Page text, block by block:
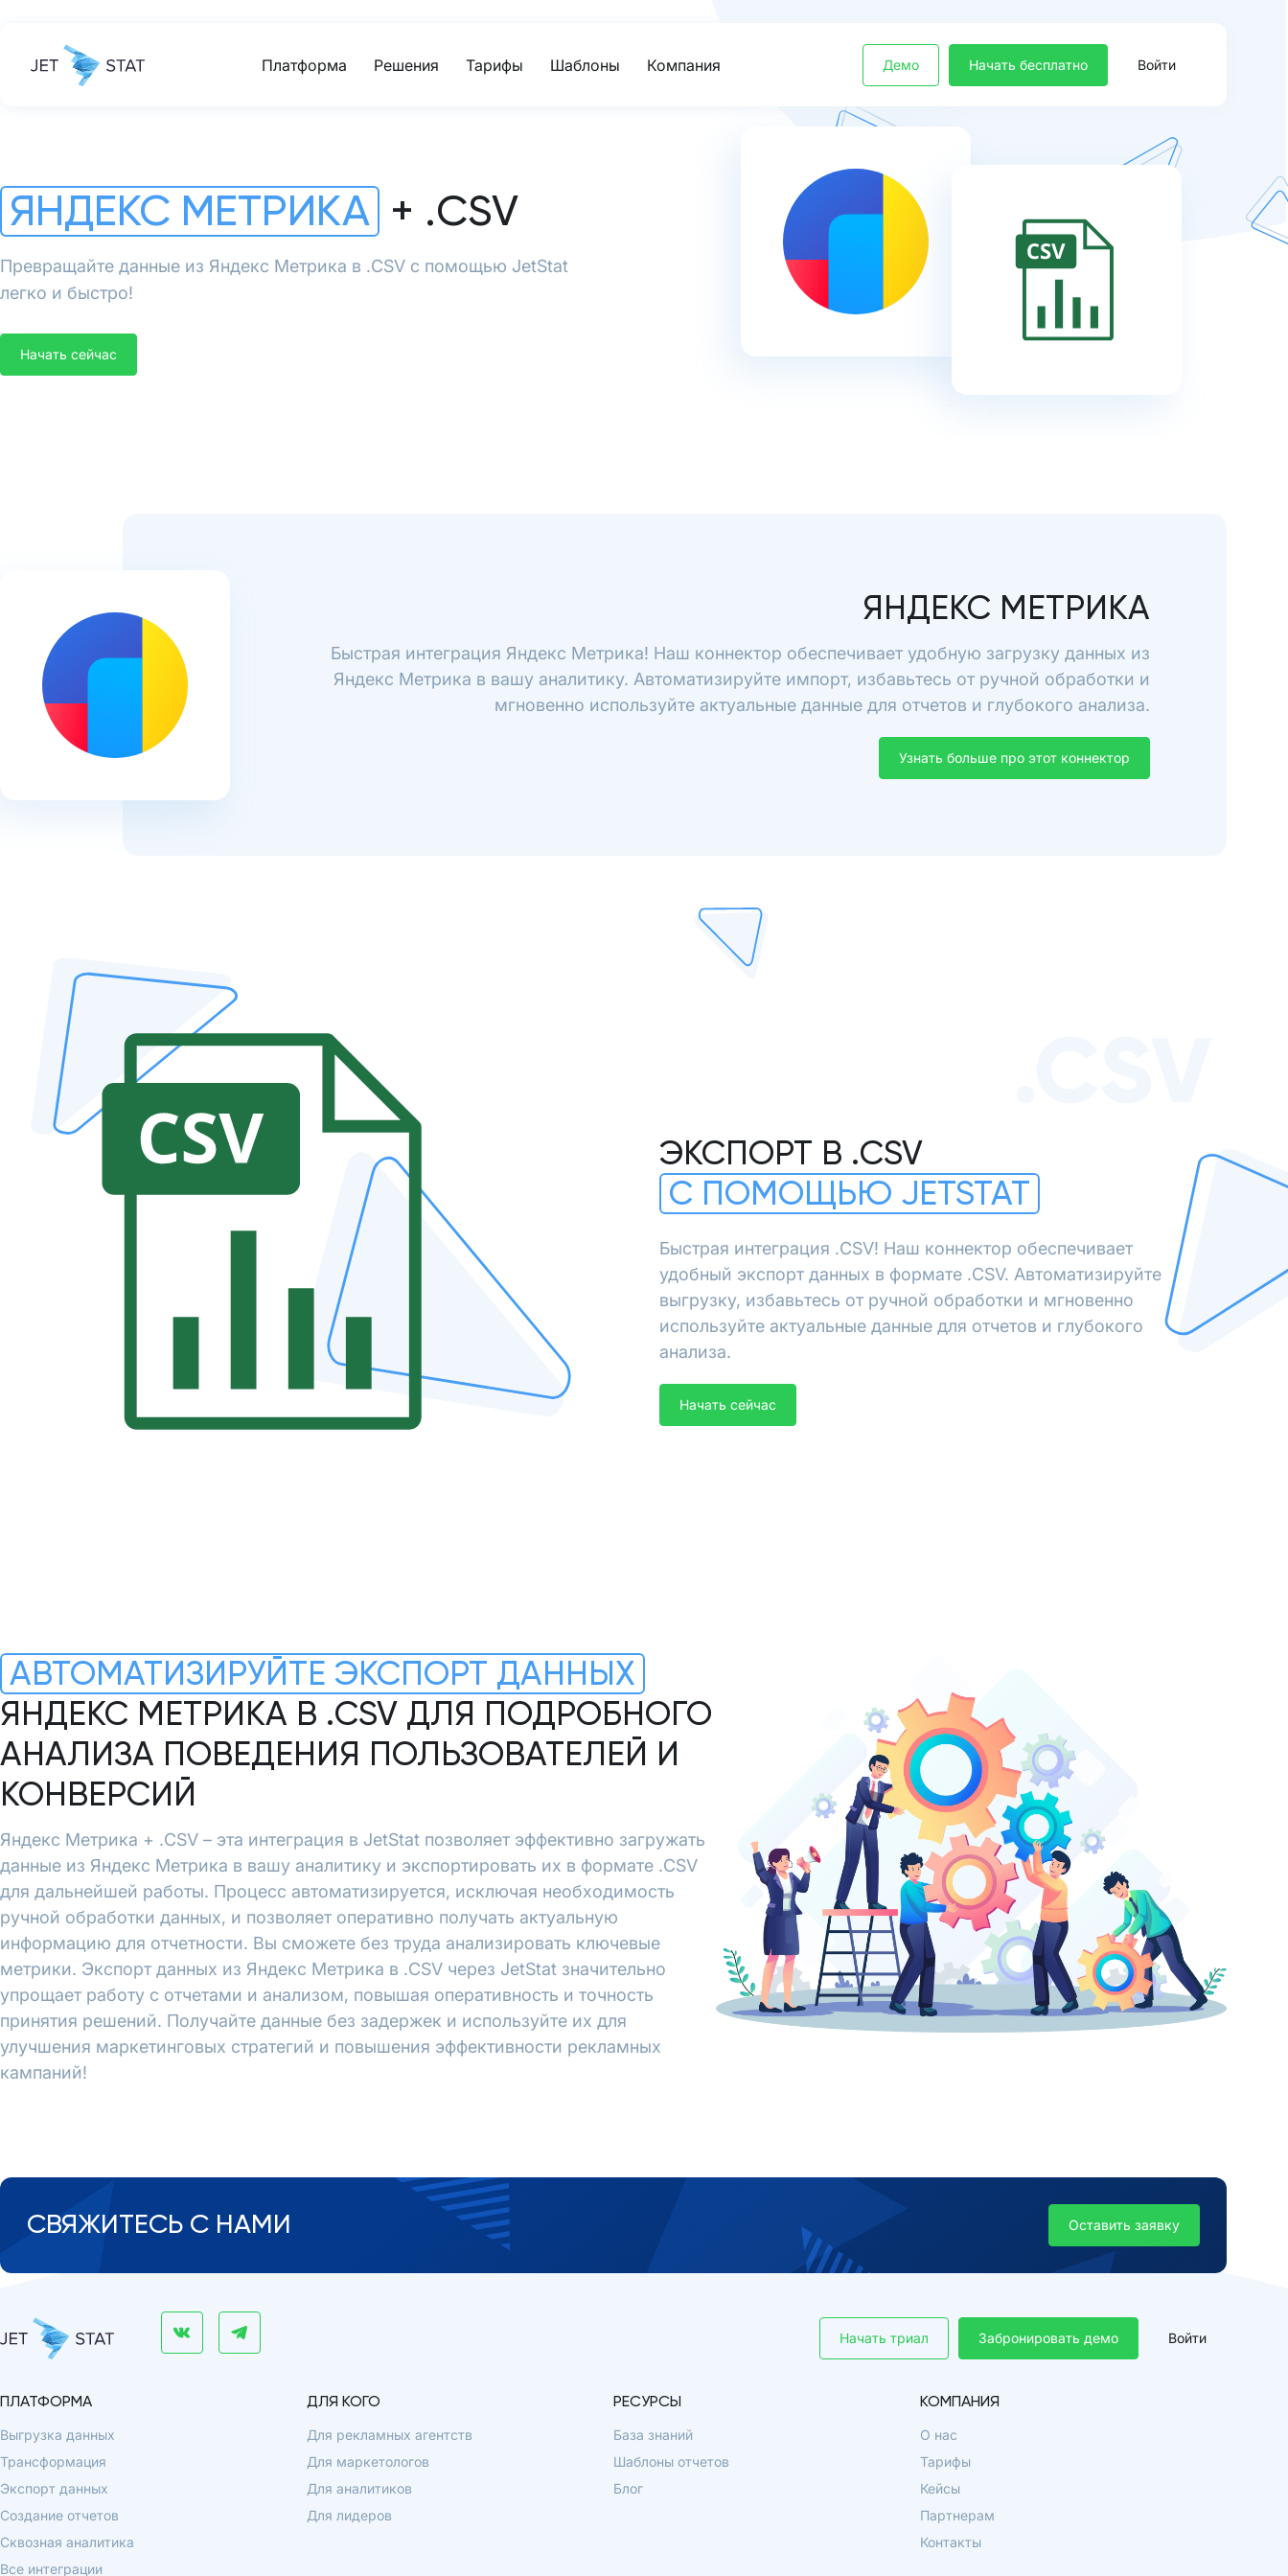
Платформа Решения Тарифы Шаблоны Компания Демо Начать бесплатно Войти
ЯНДЕКС МЕТРИКА + .CSV
Превращайте данные из Яндекс Метрика в .CSV с помощью JetStat
легко и быстро!
Начать сейчас
ЯНДЕКС МЕТРИКА
Быстрая интеграция Яндекс Метрика! Наш коннектор обеспечивает удобную загрузку данных из
Яндекс Метрика в вашу аналитику. Автоматизируйте импорт, избавьтесь от ручной обработки и
мгновенно используйте актуальные данные для отчетов и глубокого анализа.
Узнать больше про этот коннектор
ЭКСПОРТ В .CSV
С ПОМОЩЬЮ JETSTAT
Быстрая интеграция .CSV! Наш коннектор обеспечивает
удобный экспорт данных в формате .CSV. Автоматизируйте
выгрузку, избавьтесь от ручной обработки и мгновенно
используйте актуальные данные для отчетов и глубокого
анализа.
Начать сейчас
АВТОМАТИЗИРУЙТЕ ЭКСПОРТ ДАННЫХ
ЯНДЕКС МЕТРИКА В .CSV ДЛЯ ПОДРОБНОГО
АНАЛИЗА ПОВЕДЕНИЯ ПОЛЬЗОВАТЕЛЕЙ И
КОНВЕРСИЙ
Яндекс Метрика + .CSV – эта интеграция в JetStat позволяет эффективно загружать
данные из Яндекс Метрика в вашу аналитику и экспортировать их в формате .CSV
для дальнейшей работы. Процесс автоматизируется, исключая необходимость
ручной обработки данных, и позволяет оперативно получать актуальную
информацию для отчетности. Вы сможете без труда анализировать ключевые
метрики. Экспорт данных из Яндекс Метрика в .CSV через JetStat значительно
упрощает работу с отчетами и анализом, повышая оперативность и точность
принятия решений. Получайте данные без задержек и используйте их для
улучшения маркетинговых стратегий и повышения эффективности рекламных
кампаний!
СВЯЖИТЕСЬ С НАМИ Оставить заявку
Забронировать демо
Начать триал Войти
ПЛАТФОРМА
Выгрузка данных
Трансформация
Экспорт данных
Создание отчетов
Сквозная аналитика
Все интеграции
ДЛЯ КОГО
Для рекламных агентств
Для маркетологов
Для аналитиков
Для лидеров
РЕСУРСЫ
База знаний
Шаблоны отчетов
Блог
КОМПАНИЯ
О нас
Тарифы
Кейсы
Партнерам
Контакты